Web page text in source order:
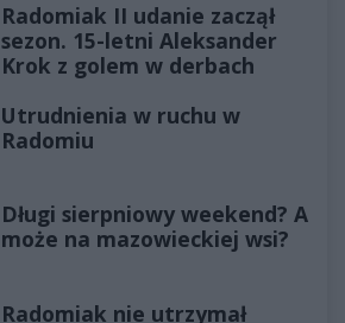
Radomiak II udanie zaczął
sezon. 15-letni Aleksander
Krok z golem w derbach
Utrudnienia w ruchu w
Radomiu
Długi sierpniowy weekend? A
może na mazowieckiej wsi?
Radomiak nie utrzymał